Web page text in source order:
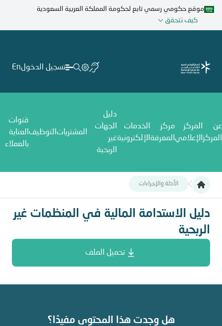
تجاوز
المحتوى
موقع حكومي رسمي تابع لحكومة المملكة العربية السعودية
كيف تتحقق
تسجيل الدخولEn
عن
المركز
المركز
الإعلامي
مركز
المعرفة
الخدمات
الإلكترونية
دليل
الجهات
غير
الربحية
المشتريات التوظيف
قنوات
العناية
بالعملاء
الأدلة والإجراءات
دليل الاستدامة المالية في المنظمات غير الربحية
دليل الاستدامة المالية في المنظمات غير
الربحية
تحميل الملف
هل وجدت هذا المحتوى مفيدًا؟